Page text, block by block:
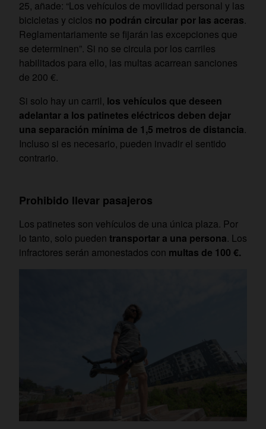
25, añade: “Los vehículos de movilidad personal y las
bicicletas y ciclos no podrán circular por las aceras.
Reglamentariamente se fijarán las excepciones que
se determinen”. Si no se circula por los carriles
habilitados para ello, las multas acarrean sanciones
de 200 €.
Si solo hay un carril, los vehículos que deseen
adelantar a los patinetes eléctricos deben dejar
una separación mínima de 1,5 metros de distancia.
Incluso si es necesario, pueden invadir el sentido
contrario.
Prohibido llevar pasajeros
Los patinetes son vehículos de una única plaza. Por
lo tanto, solo pueden transportar a una persona. Los
infractores serán amonestados con multas de 100 €.